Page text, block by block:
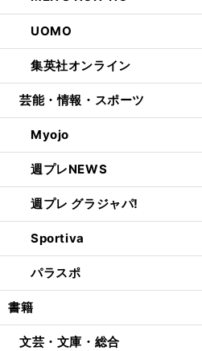
UOMO
集英社オンライン
芸能・情報・スポーツ
Myojo
週プレNEWS
週プレ グラジャパ!
Sportiva
パラスポ
書籍
文芸・文庫・総合